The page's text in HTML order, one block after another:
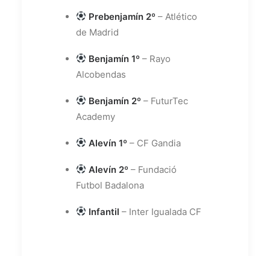
Prebenjamín 2º – Atlético
de Madrid
Benjamín 1º – Rayo
Alcobendas
Benjamín 2º – FuturTec
Academy
Alevín 1º – CF Gandia
Alevín 2º – Fundació
Futbol Badalona
Infantil – Inter Igualada CF